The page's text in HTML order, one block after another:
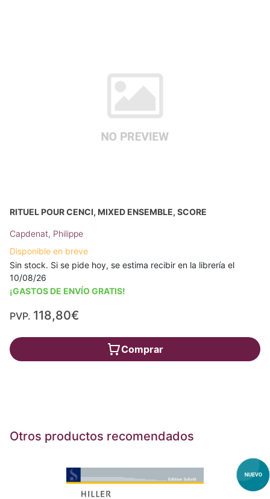
RITUEL POUR CENCI, MIXED ENSEMBLE, SCORE
Capdenat, Philippe
Disponible en breve
Sin stock. Si se pide hoy, se estima recibir en la librería el
10/08/26
¡GASTOS DE ENVÍO GRATIS!
PVP. 118,80€
Comprar
Otros productos recomendados